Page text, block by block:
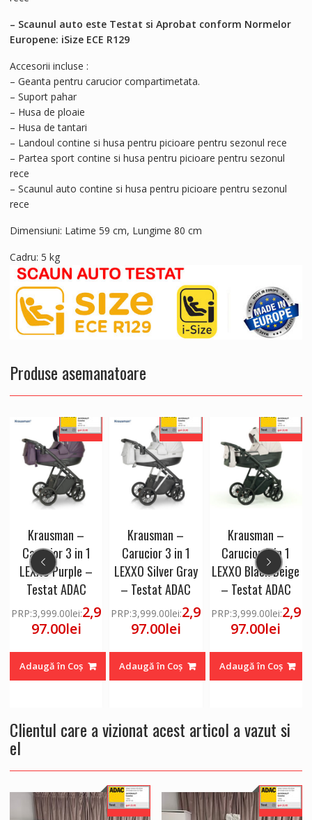
– Scaunul auto este Testat si Aprobat conform Normelor
Europene: iSize ECE R129
Accesorii incluse :
– Geanta pentru carucior compartimetata.
– Suport pahar
– Husa de ploaie
– Husa de tantari
– Landoul contine si husa pentru picioare pentru sezonul rece
– Partea sport contine si husa pentru picioare pentru sezonul
rece
– Scaunul auto contine si husa pentru picioare pentru sezonul
rece
Dimensiuni: Latime 59 cm, Lungime 80 cm
Cadru: 5 kg
Produse asemanatoare
Krausman –
Carucior 3 in 1
LEXXO Silver Gray
– Testat ADAC
PRP:3,999.00lei:2,9
97.00lei
Adaugă în Coș
Krausman –
Carucior 3 in 1
LEXXO Black Beige
– Testat ADAC
PRP:3,999.00lei:2,9
97.00lei
Adaugă în Coș
Krausman –
Carucior 3 in 1
LEXXO Pearl –
Testat ADAC
PRP:3,999.00lei:2,9
97.00lei
Adaugă în Coș
Clientul care a vizionat acest articol a vazut si
el